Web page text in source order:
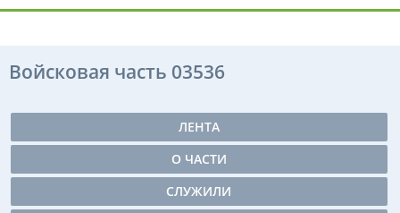
Войсковая часть 03536
ЛЕНТА
О ЧАСТИ
СЛУЖИЛИ